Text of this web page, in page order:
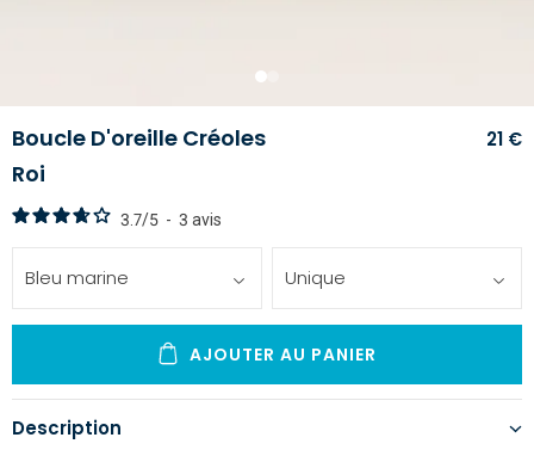
1 2
Boucle D'oreille Créoles
Roi
21 €
3.7/5 - 3 avis
Bleu marine Unique
AJOUTER AU PANIER
Description